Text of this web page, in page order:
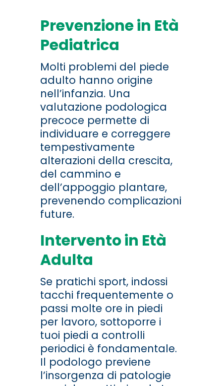
Prevenzione in Età
Pediatrica
Molti problemi del piede
adulto hanno origine
nell’infanzia. Una
valutazione podologica
precoce permette di
individuare e correggere
tempestivamente
alterazioni della crescita,
del cammino e
dell’appoggio plantare,
prevenendo complicazioni
future.
Intervento in Età
Adulta
Se pratichi sport, indossi
tacchi frequentemente o
passi molte ore in piedi
per lavoro, sottoporre i
tuoi piedi a controlli
periodici è fondamentale.
Il podologo previene
l’insorgenza di patologie